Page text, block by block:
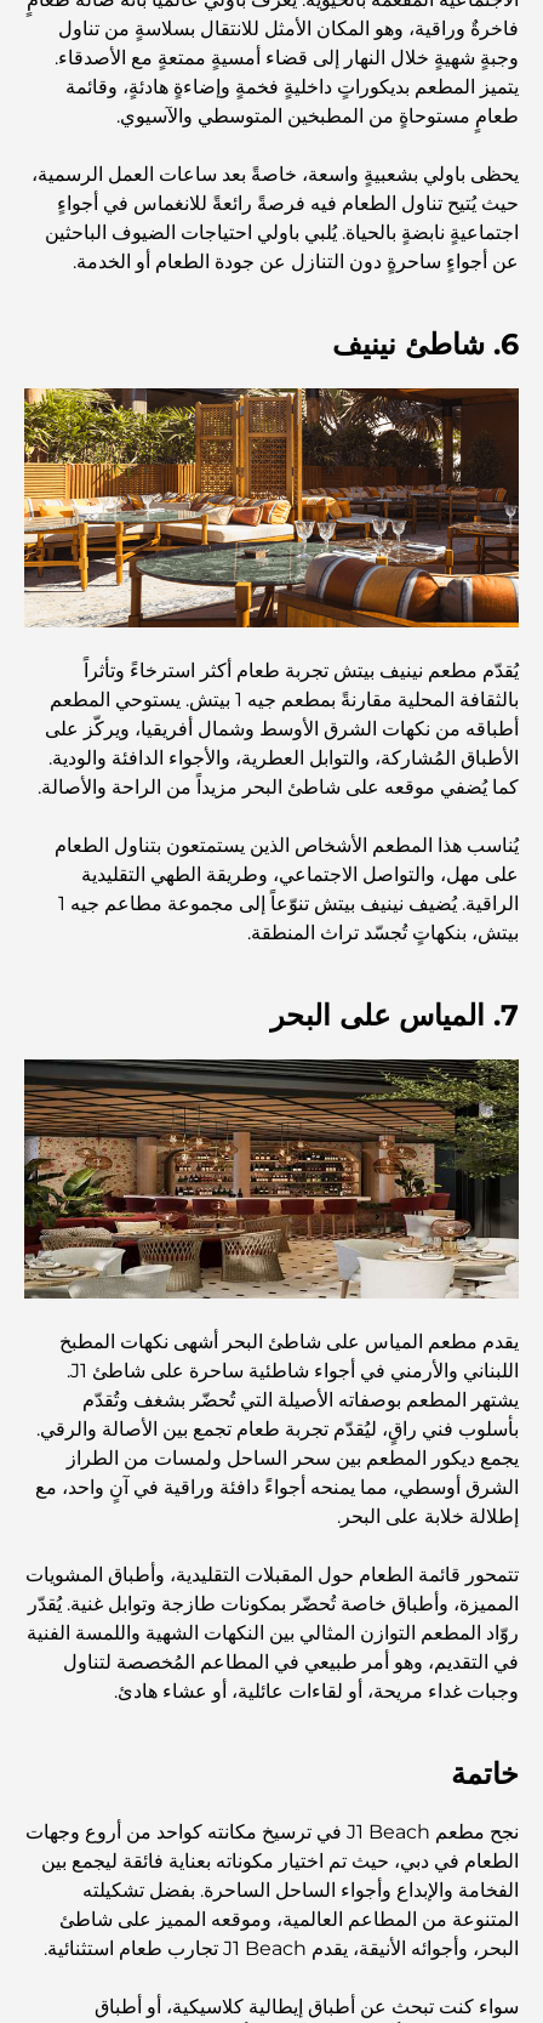
المستوى في دبي
صالات رياضية في مركز دبي المالي العالمي: حيث يلتقي اللياقة
البدنية بأسلوب حياة الأعمال
أندر سيارة في العالم: أساطير السيارات التي لا تُقدر بثمن
منصات التداول في الإمارات العربية المتحدة: دليل للمستثمرين
نادي شاطئ العائلة في دبي: حيث يلتقي المرح بالاسترخاء
أفضل مدارس البكالوريا الدولية في دبي: دليل شامل لأولياء
الأمور
المخطط الرئيسي لتلال دبي: رؤية للحياة المجتمعية العصرية
مطعم دار أوبرا دبي: حيث يلتقي الطعام الفاخر بالثقافة
أغلى ماركات البدلات التي تُعرّف مفهوم الخياطة الفاخرة
مطاعم شاطئ J1: وجهة دبي الجديدة لتناول الطعام الفاخر
أغلى ساعات رولكس التي بيعت على الإطلاق
أفضل المقاهي في وسط مدينة دبي: دليل شامل لعشاق القهوة
أغلى سيارات مرسيدس التي تم تصنيعها على الإطلاق
الانتقال إلى دبي من أستراليا: دليل شامل للانتقال
رحلة سفاري فاخرة ليلية في دبي: ملاذ فاخر
أغلى سيارات تسلا: الابتكار يلتقي بالأداء
مطاعم الوصل: أشهر أماكن تناول الطعام في دبي
أغنى عشر دول في العالم
أنشطة يمكنك القيام بها مع الأطفال في دبي: دليل عائلي شامل
أماكن رومانسية في دبي للحظات لا تُنسى
أفضل إقامة محلية في دبي: أفضل الفنادق والمنتجعات
فاخرةٌ وراقية، وهو المكان الأمثل للانتقال بسلاسةٍ من تناول
وجبةٍ شهيةٍ خلال النهار إلى قضاء أمسيةٍ ممتعةٍ مع الأصدقاء.
يتميز المطعم بديكوراتٍ داخليةٍ فخمةٍ وإضاءةٍ هادئةٍ، وقائمة
طعامٍ مستوحاةٍ من المطبخين المتوسطي والآسيوي.
يحظى باولي بشعبيةٍ واسعة، خاصةً بعد ساعات العمل الرسمية،
حيث يُتيح تناول الطعام فيه فرصةً رائعةً للانغماس في أجواءٍ
اجتماعيةٍ نابضةٍ بالحياة. يُلبي باولي احتياجات الضيوف الباحثين
عن أجواءٍ ساحرةٍ دون التنازل عن جودة الطعام أو الخدمة.
6. شاطئ نينيف
يُقدّم مطعم نينيف بيتش تجربة طعام أكثر استرخاءً وتأثراً
بالثقافة المحلية مقارنةً بمطعم جيه 1 بيتش. يستوحي المطعم
أطباقه من نكهات الشرق الأوسط وشمال أفريقيا، ويركّز على
الأطباق المُشاركة، والتوابل العطرية، والأجواء الدافئة والودية.
كما يُضفي موقعه على شاطئ البحر مزيداً من الراحة والأصالة.
يُناسب هذا المطعم الأشخاص الذين يستمتعون بتناول الطعام
على مهل، والتواصل الاجتماعي، وطريقة الطهي التقليدية
الراقية. يُضيف نينيف بيتش تنوّعاً إلى مجموعة مطاعم جيه 1
بيتش، بنكهاتٍ تُجسّد تراث المنطقة.
7. المياس على البحر
يقدم مطعم المياس على شاطئ البحر أشهى نكهات المطبخ
اللبناني والأرمني في أجواء شاطئية ساحرة على شاطئ J1.
يشتهر المطعم بوصفاته الأصيلة التي تُحضّر بشغف وتُقدّم
بأسلوب فني راقٍ، ليُقدّم تجربة طعام تجمع بين الأصالة والرقي.
يجمع ديكور المطعم بين سحر الساحل ولمسات من الطراز
الشرق أوسطي، مما يمنحه أجواءً دافئة وراقية في آنٍ واحد، مع
إطلالة خلابة على البحر.
تتمحور قائمة الطعام حول المقبلات التقليدية، وأطباق المشويات
المميزة، وأطباق خاصة تُحضّر بمكونات طازجة وتوابل غنية. يُقدّر
روّاد المطعم التوازن المثالي بين النكهات الشهية واللمسة الفنية
في التقديم، وهو أمر طبيعي في المطاعم المُخصصة لتناول
وجبات غداء مريحة، أو لقاءات عائلية، أو عشاء هادئ.
خاتمة
نجح مطعم J1 Beach في ترسيخ مكانته كواحد من أروع وجهات
الطعام في دبي، حيث تم اختيار مكوناته بعناية فائقة ليجمع بين
الفخامة والإبداع وأجواء الساحل الساحرة. بفضل تشكيلته
المتنوعة من المطاعم العالمية، وموقعه المميز على شاطئ
البحر، وأجوائه الأنيقة، يقدم J1 Beach تجارب طعام استثنائية.
سواء كنت تبحث عن أطباق إيطالية كلاسيكية، أو أطباق